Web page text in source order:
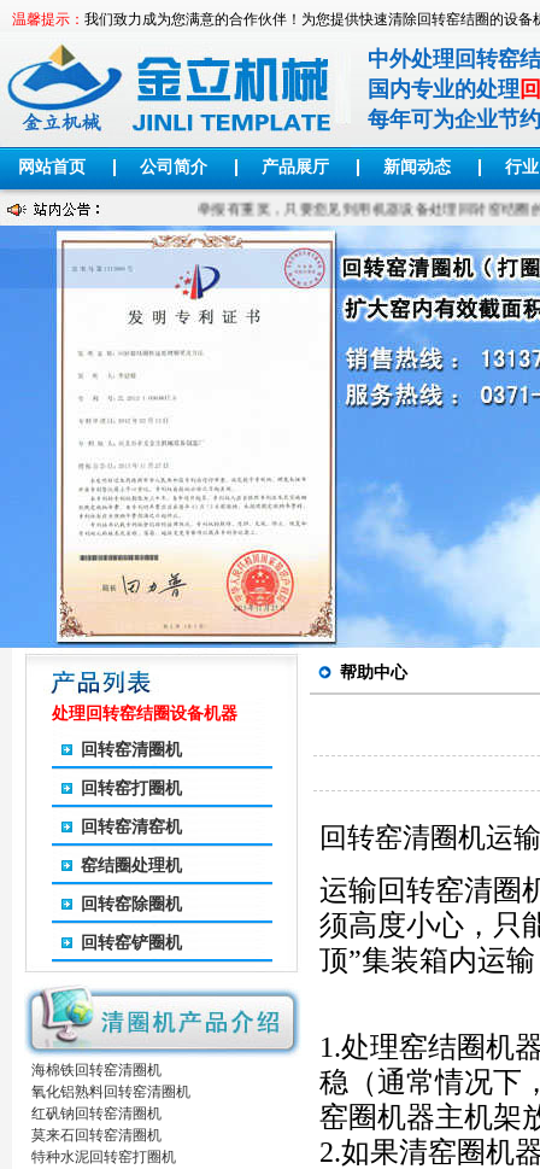
温馨提示： 我们致力成为您满意的合作伙伴！为您提供快速清除回转窑结圈的设备
中外处理回转窑
国内专业的处理
每年可为企业节约
网站首页 公司简介 产品展厅 新闻动态 行
举报有重奖，只要您见到用机器设备处理回转窑结圈
处理回转窑结圈设备机器
回转窑清圈机
回转窑打圈机
回转窑清窑机
窑结圈处理机
回转窑除圈机
回转窑铲圈机
海棉铁回转窑清圈机
氧化铝熟料回转窑清圈机
红矾钠回转窑清圈机
莫来石回转窑清圈机
特种水泥回转窑打圈机
帮助中心
回转窑清圈机运
运输回转窑清圈
须高度小心，只
顶”集装箱内运
1.处理窑结圈机
稳（通常情况下
窑圈机器主机架
2.如果清窑圈机